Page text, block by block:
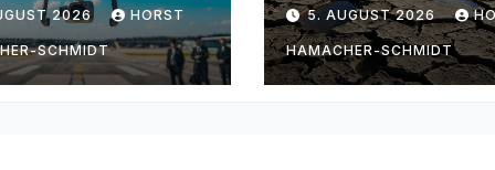
2026 HORST
SCHMIDT
Trockenheit
5. AUGUST 2026
HAMACHER-SCHMIDT